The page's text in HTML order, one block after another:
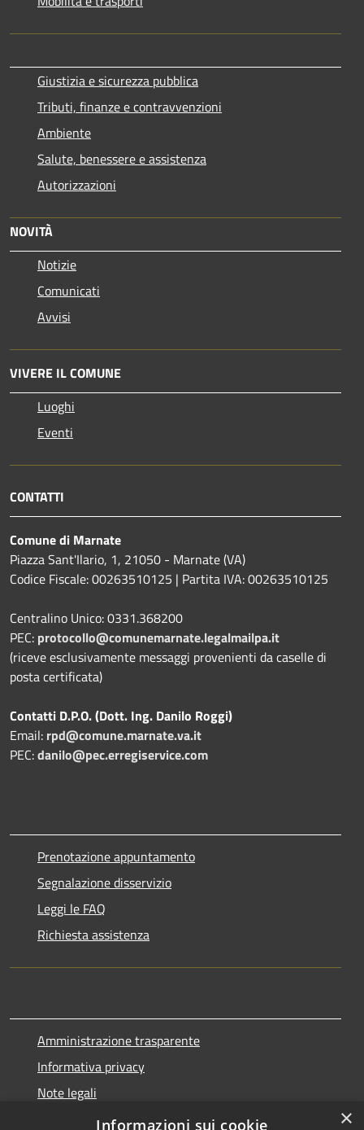
Giustizia e sicurezza pubblica
Tributi, finanze e contravvenzioni
Ambiente
Salute, benessere e assistenza
Autorizzazioni
NOVITÀ
Notizie
Comunicati
Avvisi
VIVERE IL COMUNE
Luoghi
Eventi
CONTATTI
Comune di Marnate
Piazza Sant'Ilario, 1, 21050 - Marnate (VA)
Codice Fiscale: 00263510125 | Partita IVA: 00263510125
Centralino Unico: 0331.368200
PEC: protocollo@comunemarnate.legalmailpa.it
(riceve esclusivamente messaggi provenienti da caselle di
posta certificata)
Contatti D.P.O. (Dott. Ing. Danilo Roggi)
Email: rpd@comune.marnate.va.it
PEC:danilo@pec.erregiservice.com
Prenotazione appuntamento
Segnalazione disservizio
Leggi le FAQ
Richiesta assistenza
Amministrazione trasparente
Informativa privacy
Note legali
Dichiarazione di accessibilità
×
Informazioni sui cookie